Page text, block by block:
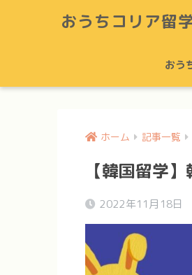
おうちコリア留
おう
ホーム 記事一覧
【韓国留学
2022年11月18日